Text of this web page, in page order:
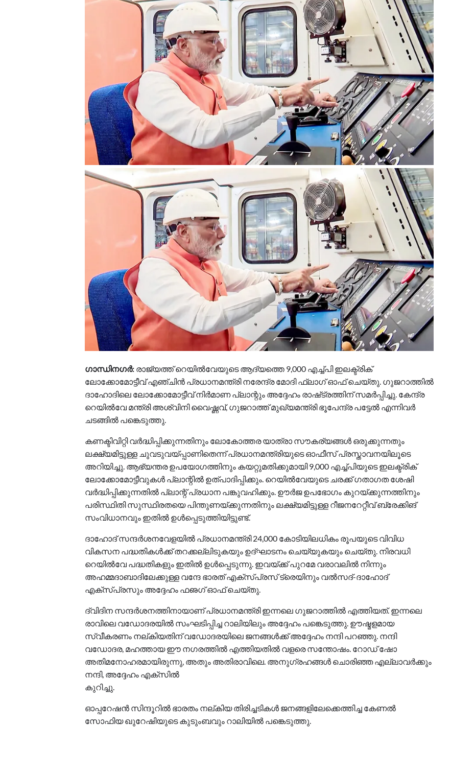
ഗാന്ധിനഗര്‍: രാജ്യത്ത് റെയില്‍വേയുടെ ആദ്യത്തെ 9,000 എച്ച്പി ഇലക്ട്രിക്
ലോക്കോമോട്ടീവ് എഞ്ചിന്‍ പ്രധാനമന്ത്രി നരേന്ദ്ര മോദി ഫ്‌ലാഗ്‌ ഓഫ് ചെയ്തു. ഗുജറാത്തില്‍
ദാഹോദിലെ ലോക്കോമോട്ടീവ് നിര്‍മാണ പ്ലാന്റും അദ്ദേഹം രാഷ്‌ട്രത്തിന് സമര്‍പ്പിച്ചു. കേന്ദ്ര
റെയില്‍വേ മന്ത്രി അശ്വിനി വൈഷ്ണവ്, ഗുജറാത്ത് മുഖ്യമന്ത്രി ഭൂപേന്ദ്ര പട്ടേല്‍ എന്നിവര്‍
ചടങ്ങില്‍ പങ്കെടുത്തു.
കണക്ടിവിറ്റി വര്‍ദ്ധിപ്പിക്കുന്നതിനും ലോകോത്തര യാത്രാ സൗകര്യങ്ങള്‍ ഒരുക്കുന്നതും
ലക്ഷ്യമിട്ടുള്ള ചുവടുവയ്‌പ്പാണിതെന്ന് പ്രധാനമന്ത്രിയുടെ ഓഫീസ് പ്രസ്താവനയിലൂടെ
അറിയിച്ചു. ആഭ്യന്തര ഉപയോഗത്തിനും കയറ്റുമതിക്കുമായി 9,000 എച്ച്പിയുടെ ഇലക്ട്രിക്
ലോക്കോമോട്ടീവുകള്‍ പ്ലാന്റില്‍ ഉത്പാദിപ്പിക്കും. റെയില്‍വേയുടെ ചരക്ക് ഗതാഗത ശേഷി
വര്‍ദ്ധിപ്പിക്കുന്നതില്‍ പ്ലാന്റ് പ്രധാന പങ്കുവഹിക്കും. ഊര്‍ജ ഉപഭോഗം കുറയ്‌ക്കുന്നത്തിനും
പരിസ്ഥിതി സുസ്ഥിരതയെ പിന്തുണയ്‌ക്കുന്നതിനും ലക്ഷ്യമിട്ടുള്ള റീജനറേറ്റീവ് ബ്രേക്കിങ്
സംവിധാനവും ഇതില്‍ ഉള്‍പ്പെടുത്തിയിട്ടുണ്ട്.
ദാഹോദ് സന്ദര്‍ശനവേളയില്‍ പ്രധാനമന്ത്രി 24,000 കോടിയിലധികം രൂപയുടെ വിവിധ
വികസന പദ്ധതികള്‍ക്ക് തറക്കല്ലിടുകയും ഉദ്ഘാടനം ചെയ്യുകയും ചെയ്തു. നിരവധി
റെയില്‍വേ പദ്ധതികളും ഇതില്‍ ഉള്‍പ്പെടുന്നു. ഇവയ്‌ക്ക് പുറമേ വരാവലില്‍ നിന്നും
അഹമ്മദാബാദിലേക്കുള്ള വന്ദേ ഭാരത് എക്‌സ്പ്രസ് ട്രെയിനും വല്‍സദ്-ദാഹോദ്
എക്‌സ്പ്രസും അദ്ദേഹം ഫഌഗ് ഓഫ് ചെയ്തു.
ദ്വിദിന സന്ദര്‍ശനത്തിനായാണ് പ്രധാനമന്ത്രി ഇന്നലെ ഗുജറാത്തില്‍ എത്തിയത്. ഇന്നലെ
രാവിലെ വഡോദരയില്‍ സംഘടിപ്പിച്ച റാലിയിലും അദ്ദേഹം പങ്കെടുത്തു. ഊഷ്മളമായ
സ്വീകരണം നല്കിയതിന് വഡോദരയിലെ ജനങ്ങള്‍ക്ക് അദ്ദേഹം നന്ദി പറഞ്ഞു. നന്ദി
വഡോദര, മഹത്തായ ഈ നഗരത്തില്‍ എത്തിയതില്‍ വളരെ സന്തോഷം. റോഡ് ഷോ
അതിമനോഹരമായിരുന്നു, അതും അതിരാവിലെ. അനുഗ്രഹങ്ങള്‍ ചൊരിഞ്ഞ എല്ലാവര്‍ക്കും
നന്ദി, അദ്ദേഹം എക്‌സില്‍
കുറിച്ചു.
ഓപ്പറേഷന്‍ സിന്ദൂറില്‍ ഭാരതം നല്കിയ തിരിച്ചടികള്‍ ജനങ്ങളിലേക്കെത്തിച്ച കേണല്‍
സോഫിയ ഖുറേഷിയുടെ കുടുംബവും റാലിയില്‍ പങ്കെടുത്തു.